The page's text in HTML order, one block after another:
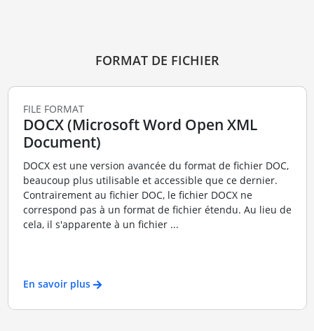
FORMAT DE FICHIER
FILE FORMAT
DOCX (Microsoft Word Open XML
Document)
DOCX est une version avancée du format de fichier DOC,
beaucoup plus utilisable et accessible que ce dernier.
Contrairement au fichier DOC, le fichier DOCX ne
correspond pas à un format de fichier étendu. Au lieu de
cela, il s'apparente à un fichier ...
En savoir plus